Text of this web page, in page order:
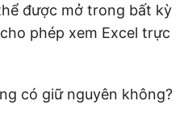
được mở trong bất kỳ
phép xem Excel trực
có giữ nguyên không?